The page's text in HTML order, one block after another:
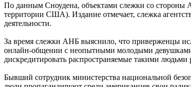
По данным Сноудена, объектами слежки со стороны
территории США). Издание отмечает, слежка
деятельности.
За время слежки АНБ выяснило, что приверженцы
онлайн-общении с неопытными молодыми
дискредитировать распространяемые такими людьми
Бывший сотрудник министерства национальной